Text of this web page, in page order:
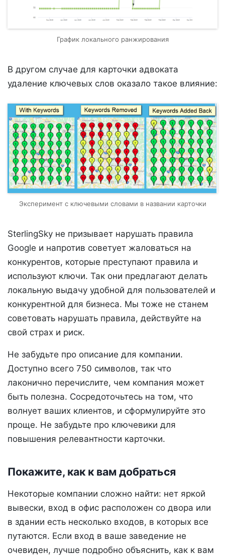
График локального ранжирования
В другом случае для карточки адвоката
удаление ключевых слов оказало такое влияние:
Эксперимент с ключевыми словами в названии карточки
SterlingSky не призывает нарушать правила
Google и напротив советует жаловаться на
конкурентов, которые преступают правила и
используют ключи. Так они предлагают делать
локальную выдачу удобной для пользователей и
конкурентной для бизнеса. Мы тоже не станем
советовать нарушать правила, действуйте на
свой страх и риск.
Не забудьте про описание для компании.
Доступно всего 750 символов, так что
лаконично перечислите, чем компания может
быть полезна. Сосредоточьтесь на том, что
волнует ваших клиентов, и сформулируйте это
проще. Не забудьте про ключевики для
повышения релевантности карточки.
Покажите, как к вам добраться
Некоторые компании сложно найти: нет яркой
вывески, вход в офис расположен со двора или
в здании есть несколько входов, в которых все
путаются. Если вход в ваше заведение не
очевиден, лучше подробно объяснить, как к вам